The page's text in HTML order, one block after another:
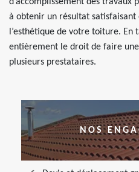
à obtenir un résultat
l’esthétique de votre toiture. En
entièrement le droit de faire
plusieurs prestataires.
NOS